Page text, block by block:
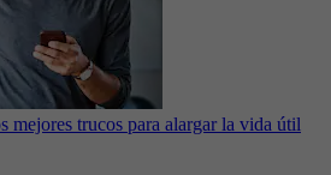
mejores trucos para alargar la vida útil